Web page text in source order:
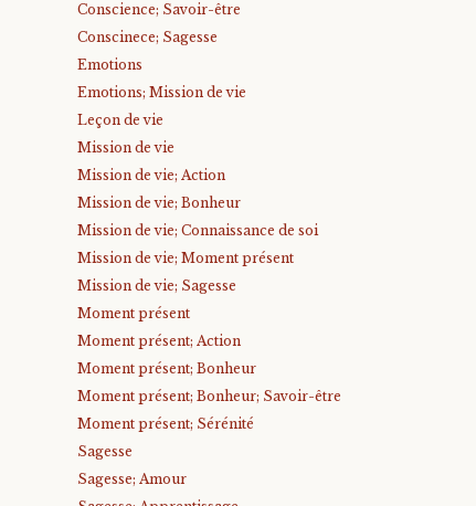
Conscience; Savoir-être
Conscinece; Sagesse
Emotions
Emotions; Mission de vie
Leçon de vie
Mission de vie
Mission de vie; Action
Mission de vie; Bonheur
Mission de vie; Connaissance de soi
Mission de vie; Moment présent
Mission de vie; Sagesse
Moment présent
Moment présent; Action
Moment présent; Bonheur
Moment présent; Bonheur; Savoir-être
Moment présent; Sérénité
Sagesse
Sagesse; Amour